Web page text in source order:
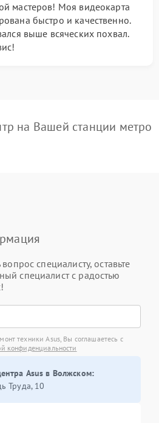
мастеров! Моя видеокарта
быстро и качественно.
выше всяческих похвал.
на Вашей станции метро
специалисту, оставьте
специалист с радостью
техники Asus, Вы соглашаетесь с
конфиденциальности
Asus в Волжском:
Труда, 10